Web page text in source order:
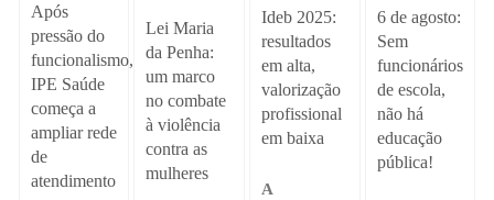
Após
pressão do
funcionalismo,
IPE Saúde
começa a
ampliar rede
de
atendimento
Lei Maria
da Penha:
um marco
no combate
à violência
contra as
mulheres
Ideb 2025:
resultados
em alta,
valorização
profissional
em baixa
A
6 de agosto:
Sem
funcionários
de escola,
não há
educação
pública!